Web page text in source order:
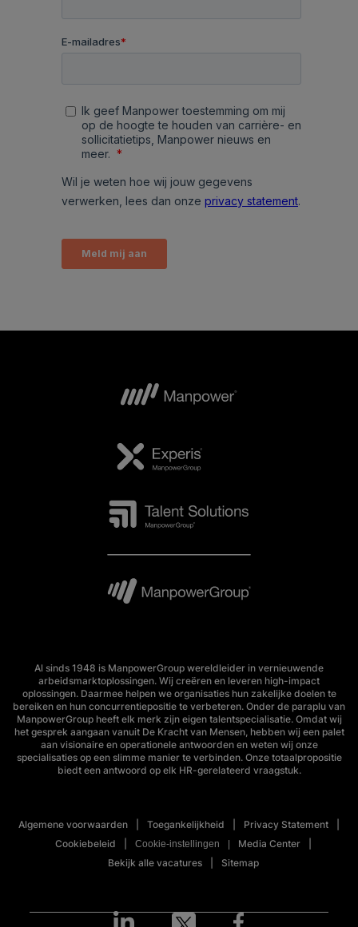
Al sinds 1948 is ManpowerGroup wereldleider in vernieuwende
arbeidsmarktoplossingen. Wij creëren en leveren high-impact
oplossingen. Daarmee helpen we organisaties hun zakelijke doelen te
bereiken en hun concurrentiepositie te verbeteren. Onder de paraplu van
ManpowerGroup heeft elk merk zijn eigen talentspecialisatie. Omdat wij
het gesprek aangaan vanuit De Kracht van Mensen, hebben wij een palet
aan visionaire en operationele antwoorden en weten wij onze
specialisaties op een slimme manier te verbinden. Onze totaalpropositie
biedt een antwoord op elk HR-gerelateerd vraagstuk.
Algemene voorwaarden Toegankelijkheid
Privacy Statement
Cookiebeleid
Cookie-instellingen
Media Center
Bekijk alle vacatures
Sitemap